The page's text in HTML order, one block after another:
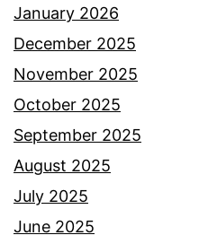
n
d
y
T
a
t
t
o
January 2026
December 2025
November 2025
October 2025
September 2025
August 2025
July 2025
June 2025